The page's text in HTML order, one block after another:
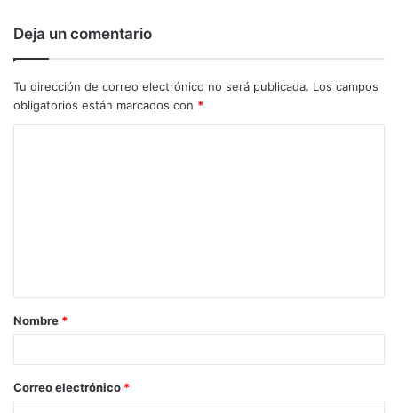
Deja un comentario
Tu dirección de correo electrónico no será publicada. Los campos
obligatorios están marcados con *
a
r
*
Nombre *
Correo electrónico *